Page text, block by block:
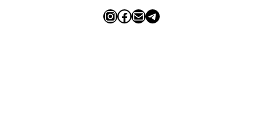
InstagramFacebook Email Telegram